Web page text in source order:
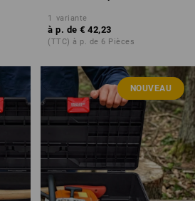
1 variante
à p. de € 42,23
(TTC) à p. de 6 Pièces
NOUVEAU